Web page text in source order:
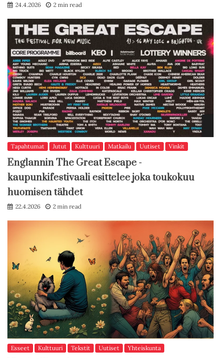
24.4.2026 2 min read
Tapahtumat Jutut Kulttuuri Matkailu Uutiset Vinkit
Englannin The Great Escape -
kaupunkifestivaali esittelee joka toukokuu
huomisen tähdet
22.4.2026 2 min read
Esseet Kulttuuri Tekstit Uutiset Yhteiskunta